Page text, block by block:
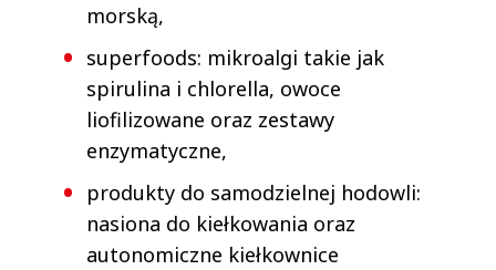
morską,
superfoods: mikroalgi takie jak
spirulina i chlorella, owoce
liofilizowane oraz zestawy
enzymatyczne,
produkty do samodzielnej hodowli:
nasiona do kiełkowania oraz
autonomiczne kiełkownice